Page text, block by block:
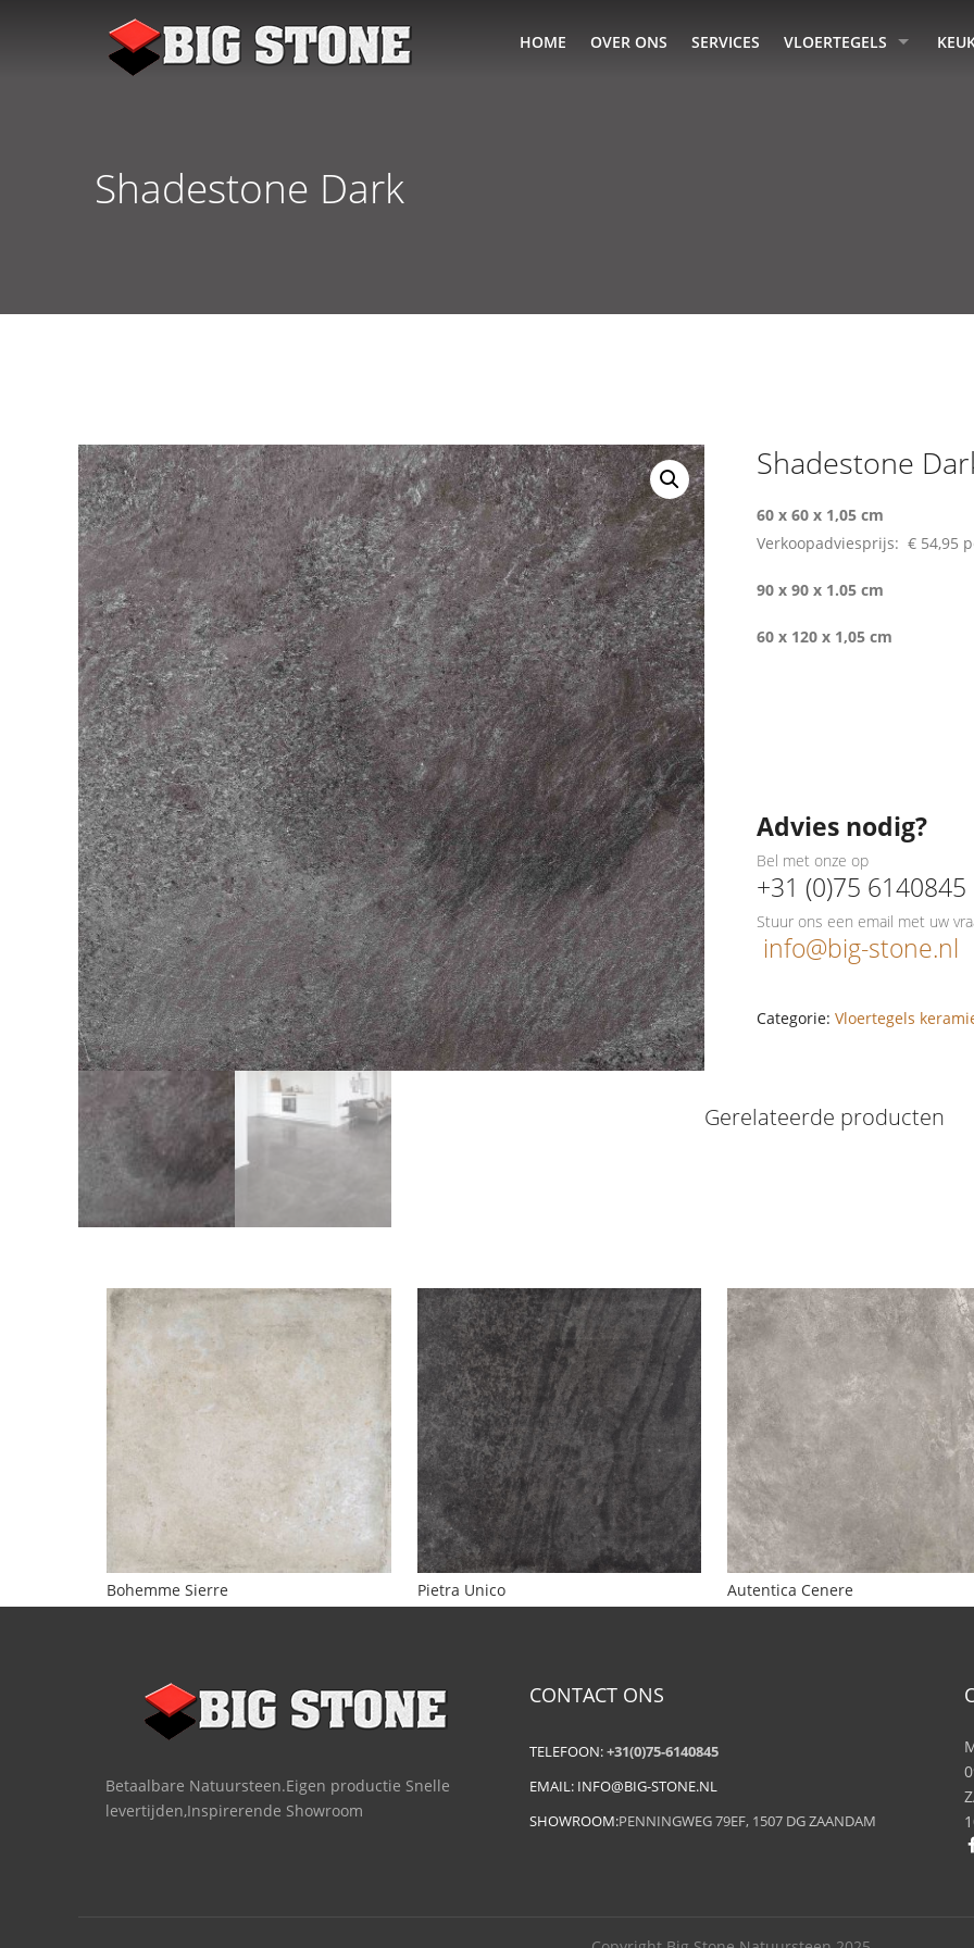
HOME OVER ONS SERVICES VLOERTEGELS
Shadestone Dark
Shadestone
60 x 60 x 1,05 cm
Verkoopadviesprijs: € 54,95
90 x 90 x 1.05 cm
60 x 120 x 1,05 cm
Advies nodig?
Bel met onze op
+31 (0)75 6140845
Stuur ons een email met uw
info@big-stone.nl
Categorie: Vloertegels
Gerelateerde producten
Bohemme Sierre Pietra Unico Autentica Cenere
Betaalbare Natuursteen.Eigen productie Snelle
levertijden,Inspirerende Showroom
CONTACT ONS
TELEFOON:+31(0)75-6140845
EMAIL: INFO@BIG-STONE.NL
SHOWROOM:PENNINGWEG 79EF, 1507 DG ZAANDAM